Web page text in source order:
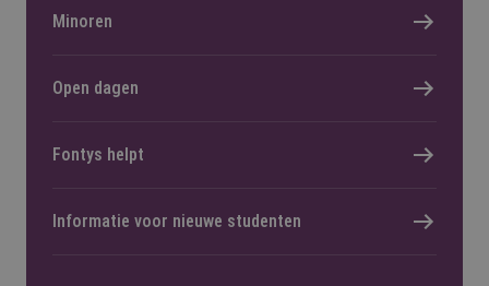
Minoren
Open dagen
Fontys helpt
Informatie voor nieuwe studenten